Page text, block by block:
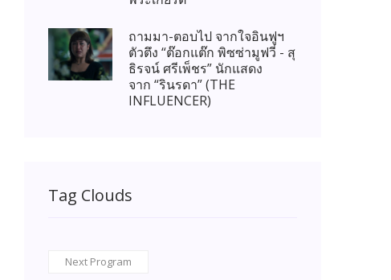
ถามมา-ตอบไป จากใจอินฟูฯ
ตัวตึง “ต๊อกแต๊ก พิซซ่ามูฟวี่ - สุ
ธิรจน์ ศรีเพ็ชร” นักแสดง
จาก “รินรดา” (THE
INFLUENCER)
Tag Clouds
Next Program